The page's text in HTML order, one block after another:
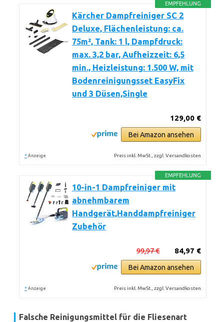
EMPFEHLUNG
Kärcher Dampfreiniger SC 2
Deluxe, Flächenleistung: ca.
75m², Tank: 1 l, Dampfdruck:
max. 3,2 bar, Aufheizzeit: 6,5
min., Heizleistung: 1.500 W, mit
Bodenreinigungsset EasyFix
und 3 Düsen,Single
129,00 €
Bei Amazon ansehen
* Anzeige Preis inkl. MwSt., zzgl. Versandkosten
EMPFEHLUNG
10-in-1 Dampfreiniger mit
abnehmbarem
Handgerät,Handdampfreiniger
Zubehör
84,97 €
99,97 €
Bei Amazon ansehen
* Anzeige Preis inkl. MwSt., zzgl. Versandkosten
Falsche Reinigungsmittel für die Fliesenart